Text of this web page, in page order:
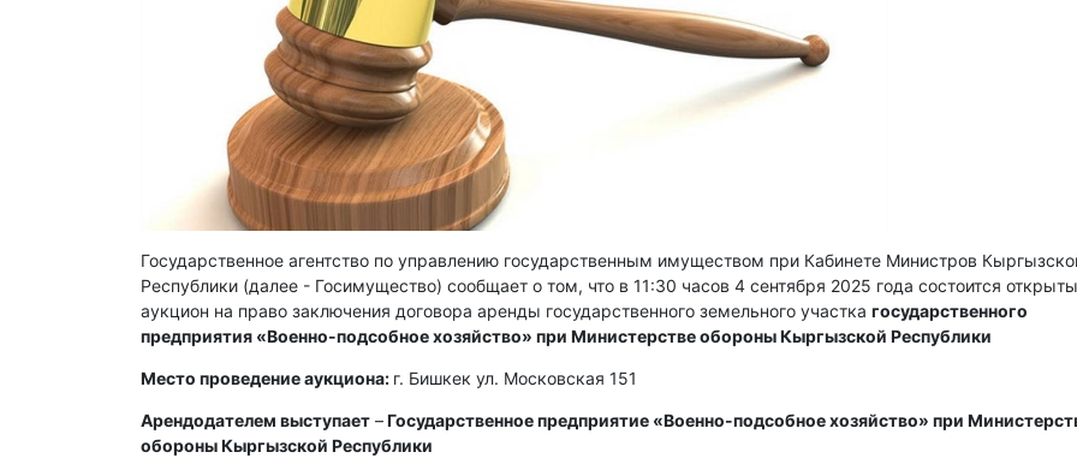
Государственное агентство по управлению государственным имуществом при Кабинете Министров
Республики (далее - Госимущество) сообщает о том, что в 11:30 часов 4 сентября 2025 года состоится
аукцион на право заключения договора аренды государственного земельного участка государственного
предприятия «Военно-подсобное хозяйство» при Министерстве обороны Кыргызской Республики
Место проведение аукциона: г. Бишкек ул. Московская 151
Арендодателем выступает –Государственное предприятие «Военно-подсобное хозяйство» при
обороны Кыргызской Республики